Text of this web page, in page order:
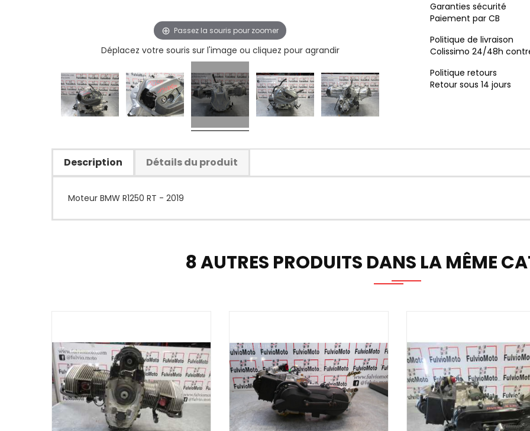
Passez la souris pour zoomer
Déplacez votre souris sur l'image ou cliquez pour agrandir
Garanties sécurité
Paiement par CB
Politique de livraison
Colissimo 24/48h
Politique retours
Retour sous 14 jours
Description Détails du produit
Moteur BMW R1250 RT - 2019
8 AUTRES PRODUITS DANS LA MÊME